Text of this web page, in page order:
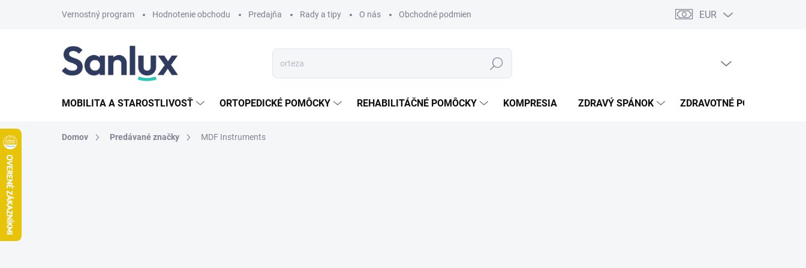
Vernostný program Hodnotenie obchodu Predajňa Rady a tipy O nás Obchodné podmienky EUR
Hľadať
MOBILITA A STAROSTLIVOSŤ ORTOPEDICKÉ POMÔCKY REHABILITÁČNÉ POMÔCKY KOMPRESIA ZDRAVÝ SPÁNOK ZDRAVOTNÉ POTREBY
Domov Predávané značky MDF Instruments